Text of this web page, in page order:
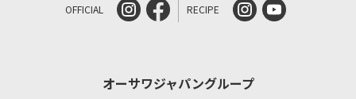
OFFICIAL RECIPE
オーサワジャパングループ